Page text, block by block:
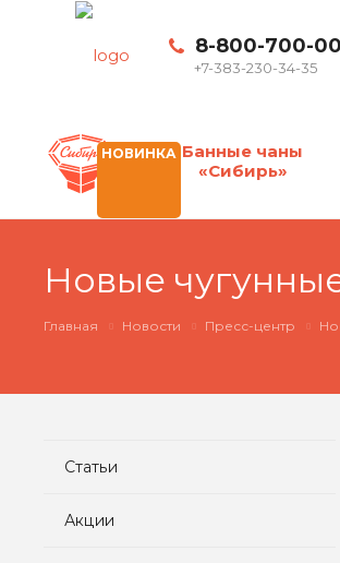
8-800-700-
+7-383-230-34-35
НОВИНКА Банные чаны
«Сибирь»
Новые
Главная Новости Пресс-центр
Статьи
Акции